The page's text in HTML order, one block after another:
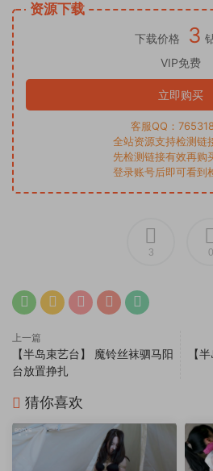
资源下载
下载价格 3
VIP免费
立即购买
客服QQ：
全站资源支持检测链
先检测链接有效再购
登录账号后即可看到
3 0
上一篇
【半岛束艺台】 魔铃丝袜驷马阳
台放置挣扎
【
猜你喜欢